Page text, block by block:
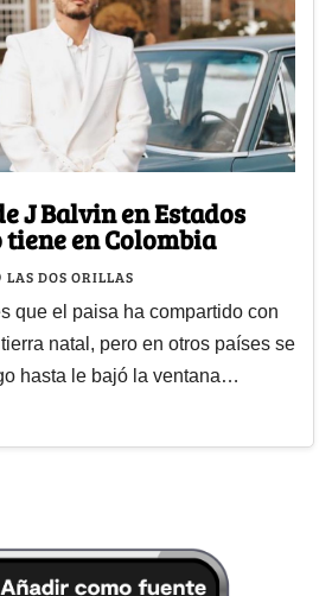
J Balvin en Estados
en Colombia
LAS DOS ORILLAS
que el paisa ha compartido con
natal, pero en otros países se
hasta le bajó la ventana…